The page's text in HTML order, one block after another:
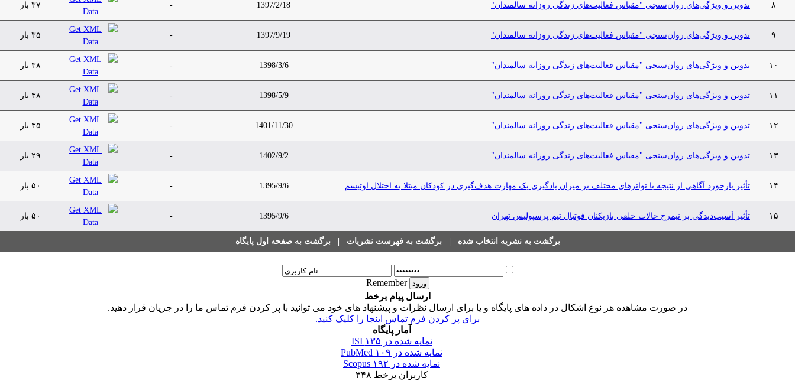
۸ تدوین و ویژگی‌های روان‌سنجی "مقیاس فعالیت‌های زندگی روزانه سالمندان" 1397/2/18
- ۳۷ بار
۹ تدوین و ویژگی‌های روان‌سنجی "مقیاس فعالیت‌های زندگی روزانه سالمندان" 1397/9/19
- ۳۵ بار
۱۰ تدوین و ویژگی‌های روان‌سنجی "مقیاس فعالیت‌های زندگی روزانه سالمندان" 1398/3/6
- ۳۸ بار
۱۱ تدوین و ویژگی‌های روان‌سنجی "مقیاس فعالیت‌های زندگی روزانه سالمندان" 1398/5/9
- ۳۸ بار
۱۲ تدوین و ویژگی‌های روان‌سنجی "مقیاس فعالیت‌های زندگی روزانه سالمندان" 1401/11/30
- ۳۵ بار
۱۳ تدوین و ویژگی‌های روان‌سنجی "مقیاس فعالیت‌های زندگی روزانه سالمندان" 1402/9/2
- ۲۹ بار
۱۴ تأثیر بازخورد آگاهی از نتیجه با تواتر‌های مختلف بر میزان یادگیری یک مهارت هدف‌گیری در کودکان مبتلا به اختلال اوتیسم 1395/9/6
- ۵۰ بار
۱۵ تأثیر آسیب‌دیدگی بر نیمرخ حالات خلقی بازیکنان فوتبال تیم پرسپولیس تهران 1395/9/6
- ۵۰ بار
برگشت به نشریه انتخاب شده |برگشت به فهرست نشریات |برگشت به صفحه اول پایگاه
Remember
ارسال پیام برخط
در صورت مشاهده هر نوع اشکال در داده های پایگاه و یا برای ارسال نظرات و پیشنهاد های خود می توانید با پر کردن فرم تماس ما را در جریان قرار دهید.
برای پر کردن فرم تماس اینجا را کلیک کنید.
آمار پایگاه
نمایه شده در ISI ۱۳۵
نمایه شده در PubMed ۱۰۹
نمایه شده در Scopus ۱۹۲
کاربران برخط ۳۴۸